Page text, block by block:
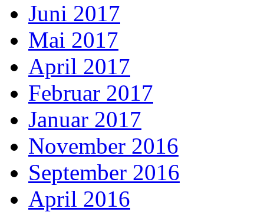
Juni 2017
Mai 2017
April 2017
Februar 2017
Januar 2017
November 2016
September 2016
April 2016